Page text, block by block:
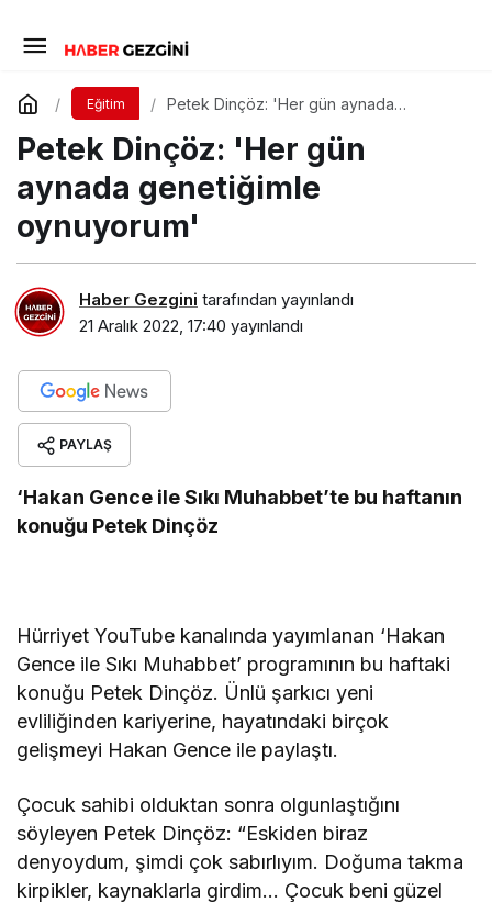
Eğitim
Petek Dinçöz: 'Her gün aynada
Petek Dinçöz: 'Her gün
aynada genetiğimle
oynuyorum'
Haber Gezgini tarafından yayınlandı
21 Aralık 2022, 17:40 yayınlandı
PAYLAŞ
‘Hakan Gence ile Sıkı Muhabbet’te bu haftanın
konuğu Petek Dinçöz
Hürriyet YouTube kanalında yayımlanan ‘Hakan
Gence ile Sıkı Muhabbet’ programının bu haftaki
konuğu Petek Dinçöz. Ünlü şarkıcı yeni
evliliğinden kariyerine, hayatındaki birçok
gelişmeyi Hakan Gence ile paylaştı.
Çocuk sahibi olduktan sonra olgunlaştığını
söyleyen Petek Dinçöz: “Eskiden biraz
denyoydum, şimdi çok sabırlıyım. Doğuma takma
kirpikler, kaynaklarla girdim… Çocuk beni güzel